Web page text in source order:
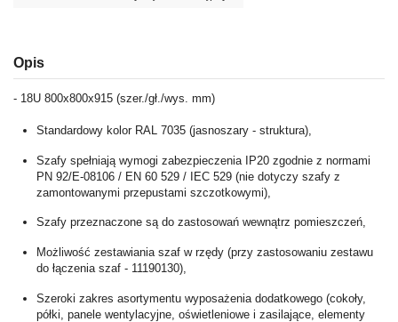
Opis
- 18U 800x800x915 (szer./gł./wys. mm)
Standardowy kolor RAL 7035 (jasnoszary - struktura),
Szafy spełniają wymogi zabezpieczenia IP20 zgodnie z normami
PN 92/E-08106 / EN 60 529 / IEC 529 (nie dotyczy szafy z
zamontowanymi przepustami szczotkowymi),
Szafy przeznaczone są do zastosowań wewnątrz pomieszczeń,
Możliwość zestawiania szaf w rzędy (przy zastosowaniu zestawu
do łączenia szaf - 11190130),
Szeroki zakres asortymentu wyposażenia dodatkowego (cokoły,
półki, panele wentylacyjne, oświetleniowe i zasilające, elementy